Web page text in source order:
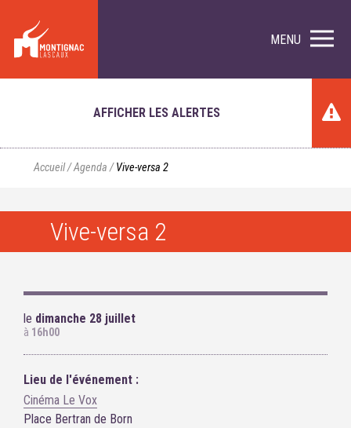
MENU
AFFICHER LES ALERTES
Accueil/Agenda /Vive-versa 2
Vive-versa 2
le dimanche 28 juillet
à 16h00
Lieu de l'événement :
Cinéma Le Vox
Place Bertran de Born